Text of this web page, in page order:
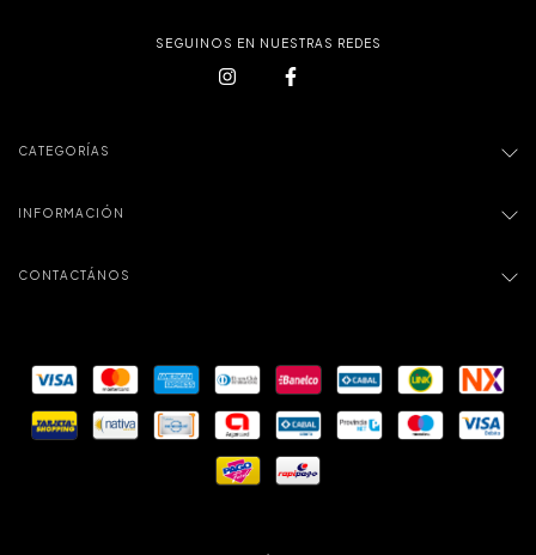
SEGUINOS EN NUESTRAS REDES
CATEGORÍAS
INFORMACIÓN
CONTACTÁNOS